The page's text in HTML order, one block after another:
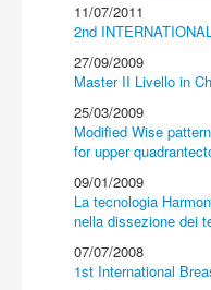
Acquista
11/07/2011
2nd
27/09/2009
Master II Livello in
25/03/2009
Modified Wise
for upper
09/01/2009
La tecnologia
nella dissezione dei
07/07/2008
1st International